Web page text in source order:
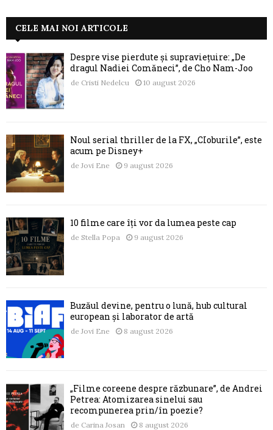
CELE MAI NOI ARTICOLE
Despre vise pierdute și supraviețuire: „De
dragul Nadiei Comăneci”, de Cho Nam-Joo
de Cristi Nedelcu 10 august 2026
Noul serial thriller de la FX, „CIoburile”, este
acum pe Disney+
de Jovi Ene 9 august 2026
10 filme care îți vor da lumea peste cap
de Stella Popa 9 august 2026
Buzăul devine, pentru o lună, hub cultural
european și laborator de artă
de Jovi Ene 8 august 2026
„Filme coreene despre răzbunare”, de Andrei
Petrea: Atomizarea sinelui sau
recompunerea prin/în poezie?
de Carina Josan 8 august 2026